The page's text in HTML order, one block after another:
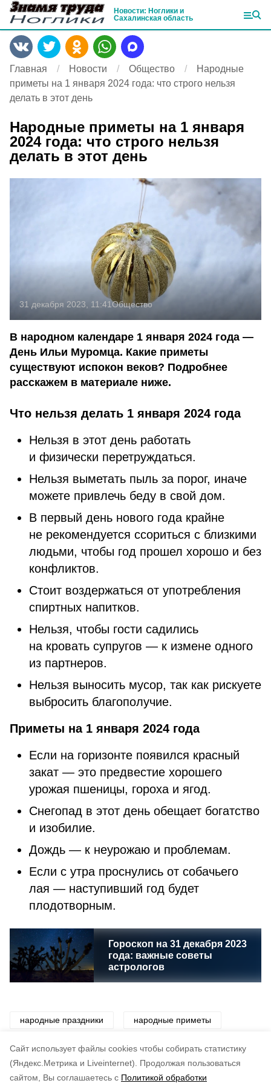
Cайт использует файлы cookies чтобы собирать статистику
(Яндекс.Метрика и Liveinternet).
Продолжая пользоваться
сайтом, Вы соглашаетесь с Политикой обработки
Новости: Ноглики и
Сахалинская область
Главная Новости Общество
Народные
приметы на 1 января 2024 года: что строго нельзя
делать в этот день
Народные приметы на 1 января
2024 года: что строго нельзя
делать в этот день
31 декабря 2023, 11:41Общество
В народном календаре 1 января 2024 года —
День Ильи Муромца. Какие приметы
существуют испокон веков? Подробнее
расскажем в материале ниже.
Что нельзя делать 1 января 2024 года
Нельзя в этот день работать
и физически перетруждаться.
Нельзя выметать пыль за порог, иначе
можете привлечь беду в свой дом.
В первый день нового года крайне
не рекомендуется ссориться с близкими
людьми, чтобы год прошел хорошо и без
конфликтов.
Стоит воздержаться от употребления
спиртных напитков.
Нельзя, чтобы гости садились
на кровать супругов — к измене одного
из партнеров.
Нельзя выносить мусор, так как рискуете
выбросить благополучие.
Приметы на 1 января 2024 года
Если на горизонте появился красный
закат — это предвестие хорошего
урожая пшеницы, гороха и ягод.
Снегопад в этот день обещает богатство
и изобилие.
Дождь — к неурожаю и проблемам.
Если с утра проснулись от собачьего
лая — наступивший год будет
плодотворным.
Гороскоп на 31 декабря 2023
года: важные советы
астрологов
народные праздники народные приметы
приметы традиции праздники